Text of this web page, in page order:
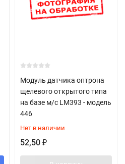
Модуль датчика оптрона
щелевого открытого типа
на базе м/с LM393 - модель
446
Нет в наличии
52,50 ₽